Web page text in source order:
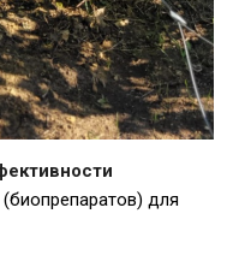
(биопрепаратов) для